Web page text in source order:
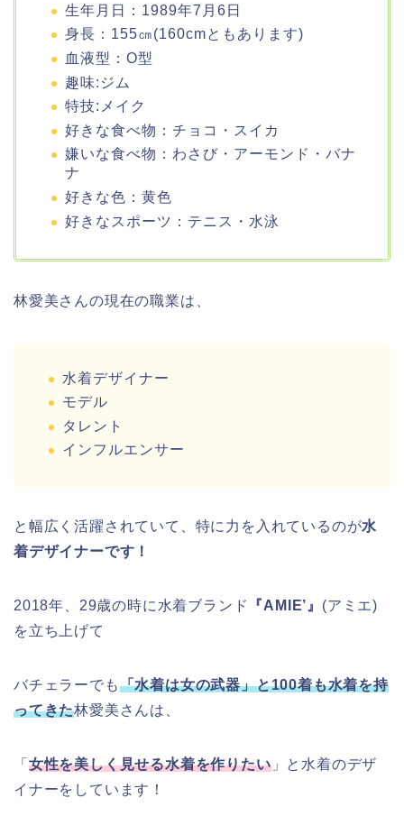
生年月日：1989年7月6日
身長：155㎝(160cmともあります)
血液型：O型
趣味:ジム
特技:メイク
好きな食べ物：チョコ・スイカ
嫌いな食べ物：わさび・アーモンド・バナ
ナ
好きな色：黄色
好きなスポーツ：テニス・水泳
林愛美さんの現在の職業は、
水着デザイナー
モデル
タレント
インフルエンサー
と幅広く活躍されていて、特に力を入れているのが水
着デザイナーです！
2018年、29歳の時に水着ブランド 『AMIE’』 (アミエ)
を立ち上げて
バチェラーでも「水着は女の武器」と100着も水着を持
ってきた林愛美さんは、
「 女性を美しく見せる水着を作りたい」と水着のデザ
イナーをしています！